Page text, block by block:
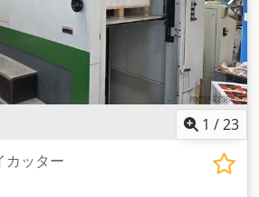
1 /23
カッター